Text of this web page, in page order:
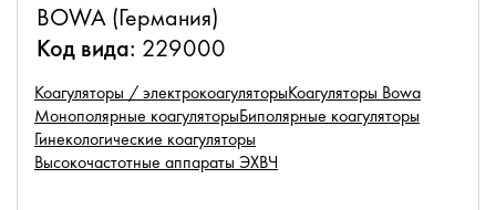
BOWA (Германия)
Код вида: 229000
Коагуляторы / электрокоагуляторыКоагуляторы Bowa
Монополярные коагуляторыБиполярные коагуляторы
Гинекологические коагуляторы
Высокочастотные аппараты ЭХВЧ